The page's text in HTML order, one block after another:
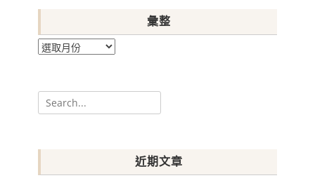
彙整
彙
Search
for:
近期文章